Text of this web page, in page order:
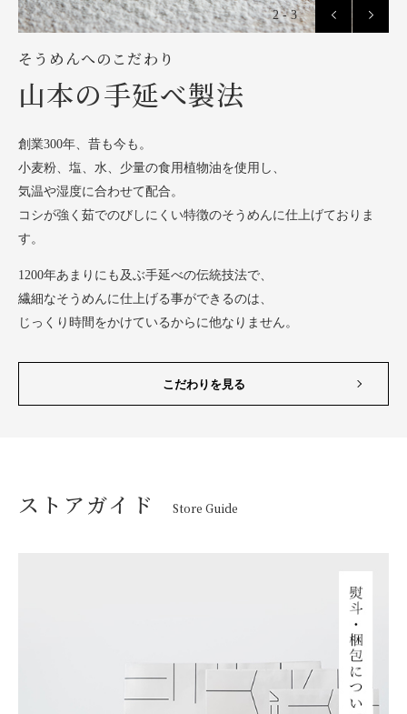
2 - 3
そうめんへのこだわり
山本の手延べ製法
創業300年、昔も今も。
小麦粉、塩、水、少量の食用植物油を使用し、
気温や湿度に合わせて配合。
コシが強く茹でのびしにくい特徴のそうめんに仕上げておりま
す。
1200年あまりにも及ぶ手延べの伝統技法で、
繊細なそうめんに仕上げる事ができるのは、
じっくり時間をかけているからに他なりません。
こだわりを見る
ストアガイド Store Guide